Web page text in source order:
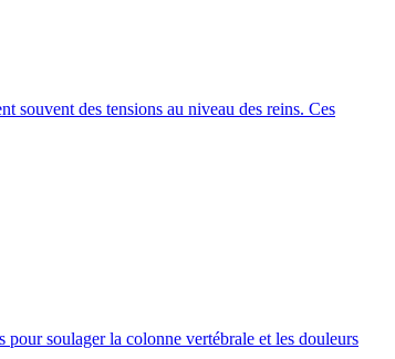
souvent des tensions au niveau des reins. Ces
pour soulager la colonne vertébrale et les douleurs